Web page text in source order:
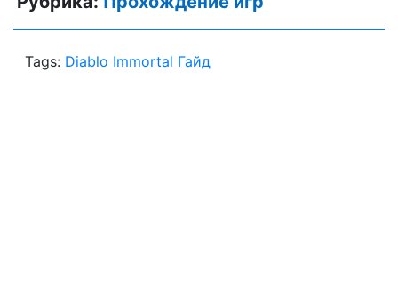
Tags: Diablo Immortal Гайд